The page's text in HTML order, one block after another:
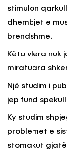
stimulon
dhembjet e
brendshme.
Këto vlera nuk
miratuara
Një studim i
jep fund
Ky studim
problemet e
stomakut